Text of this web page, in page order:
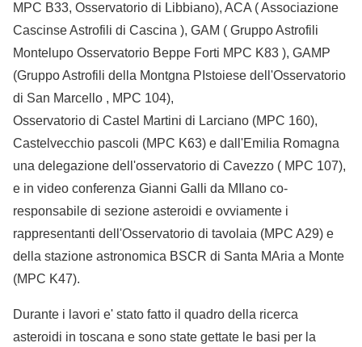
MPC B33, Osservatorio di Libbiano), ACA ( Associazione
Cascinse Astrofili di Cascina ), GAM ( Gruppo Astrofili
Montelupo Osservatorio Beppe Forti MPC K83 ), GAMP
(Gruppo Astrofili della Montgna PIstoiese dell'Osservatorio
di San Marcello , MPC 104),
Osservatorio di Castel Martini di Larciano (MPC 160),
Castelvecchio pascoli (MPC K63) e dall'Emilia Romagna
una delegazione dell'osservatorio di Cavezzo ( MPC 107),
e in video conferenza Gianni Galli da MIlano co-
responsabile di sezione asteroidi e ovviamente i
rappresentanti dell'Osservatorio di tavolaia (MPC A29) e
della stazione astronomica BSCR di Santa MAria a Monte
(MPC K47).
Durante i lavori e' stato fatto il quadro della ricerca
asteroidi in toscana e sono state gettate le basi per la